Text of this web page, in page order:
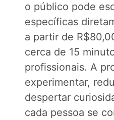
o público pode
específicas
a partir de
cerca de 15
profissionais. A
experimentar,
despertar
cada pessoa se